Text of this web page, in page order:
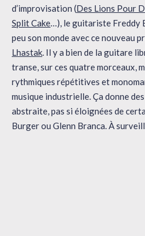
d’improvisation (Des Lions Pour
Split Cake…), le guitariste Freddy
peu son monde avec ce nouveau
Lhastak. Il y a bien de la guitare
transe, sur ces quatre morceaux,
rythmiques répétitives et
musique industrielle. Ça donne
abstraite, pas si éloignées de
Burger ou Glenn Branca. À